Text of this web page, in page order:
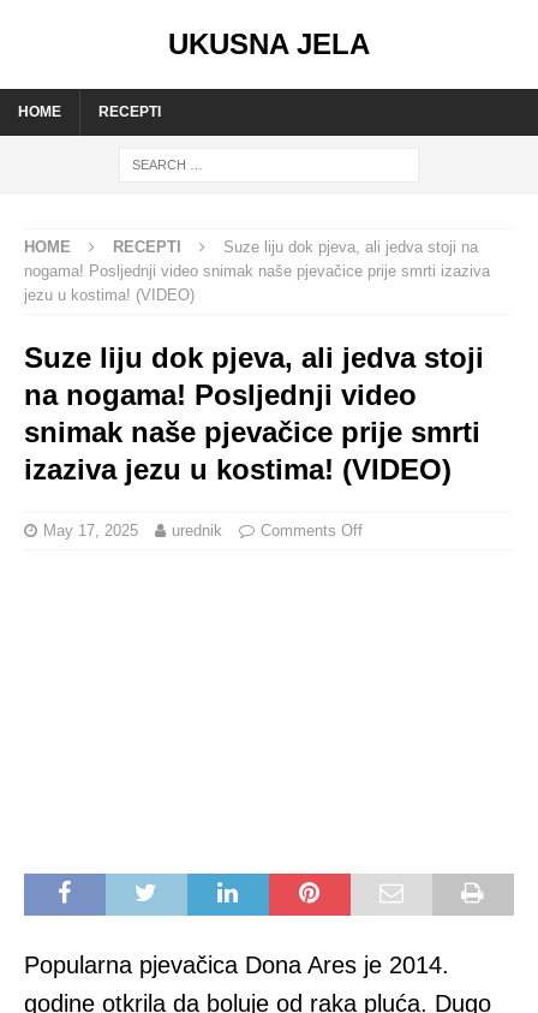
UKUSNA JELA
HOME RECEPTI
HOME RECEPTI
Suze liju dok pjeva, ali jedva stoji na
nogama! Posljednji video snimak naše pjevačice prije smrti izaziva
jezu u kostima! (VIDEO)
Suze liju dok pjeva, ali jedva stoji
na nogama! Posljednji video
snimak naše pjevačice prije smrti
izaziva jezu u kostima! (VIDEO)
May 17, 2025 urednik Comments Off
Popularna pjevačica Dona Ares je 2014.
godine otkrila da boluje od raka pluća. Dugo